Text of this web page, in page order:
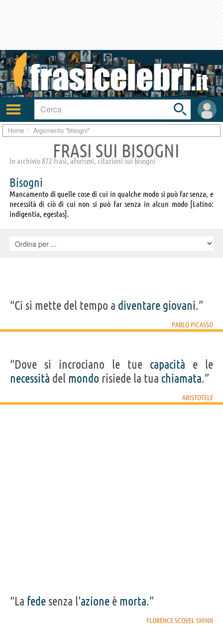
Attiva/disattiva
navigazione
User
area
Toggle
search
bar
Home Argomento "bisogni"
FRASI SUI BISOGNI
In archivio 872 frasi, aforismi, citazioni sui bisogni
Bisogni
Mancamento di quelle cose di cui in qualche modo si può far senza, e
necessità di ciò di cui non si può far senza in alcun modo [Latino:
indigentia, egestas].
“Ci si mette del tempo a diventare giovani.”
PABLO PICASSO
“Dove si incrociano le tue capacità e le
necessità del mondo risiede la tua chiamata.”
ARISTOTELE
“La fede senza l’azione è morta.”
FLORENCE SCOVEL SHINN